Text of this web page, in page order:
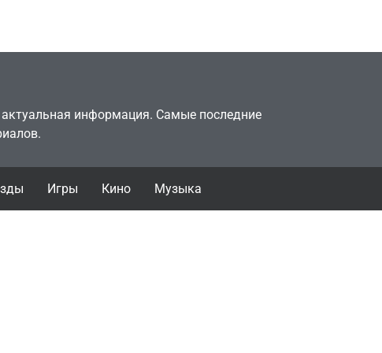
информация. Самые последние
Игры Кино Музыка